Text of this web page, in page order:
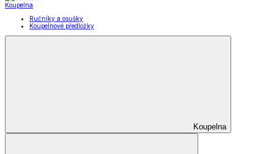
Koupelna
Ručníky a osušky
Koupelnové předložky
Koupelna